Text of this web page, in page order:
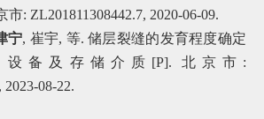
: ZL201811308442.7, 2020-06-09.
宁, 崔宇, 等. 储层裂缝的发育程度确定
设备及存储介质[P]. 北京市:
2023-08-22.